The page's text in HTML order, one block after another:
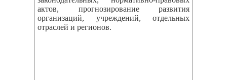
актов, прогнозирование развития
организаций, учреждений, отдельных
отраслей и регионов.